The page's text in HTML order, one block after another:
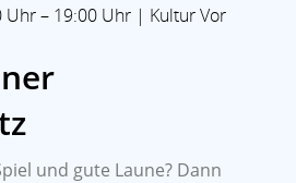
Uhr – 19:00 Uhr | Kultur Vor
und gute Laune? Dann